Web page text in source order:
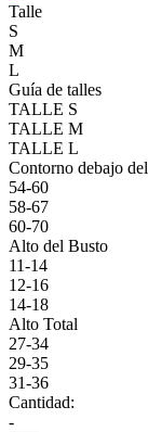
Talle
S
M
L
Guía de talles
TALLE S
TALLE M
TALLE L
Contorno debajo
54-60
58-67
60-70
Alto del Busto
11-14
12-16
14-18
Alto Total
27-34
29-35
31-36
Cantidad:
-